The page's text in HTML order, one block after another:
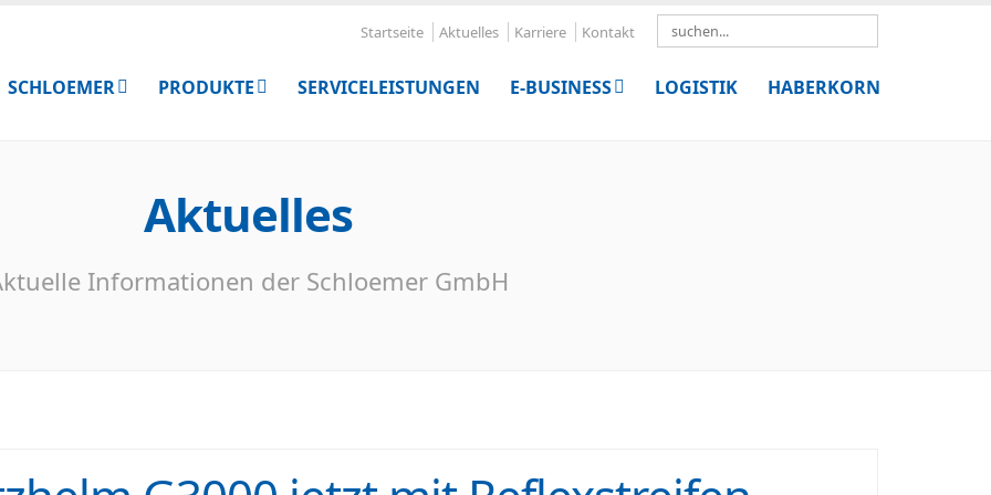
Startseite Aktuelles Karriere Kontakt
SCHLOEMER PRODUKTE SERVICELEISTUNGEN E-BUSINESS LOGISTIK HABERKORN
Aktuelles
Informationen der Schloemer GmbH